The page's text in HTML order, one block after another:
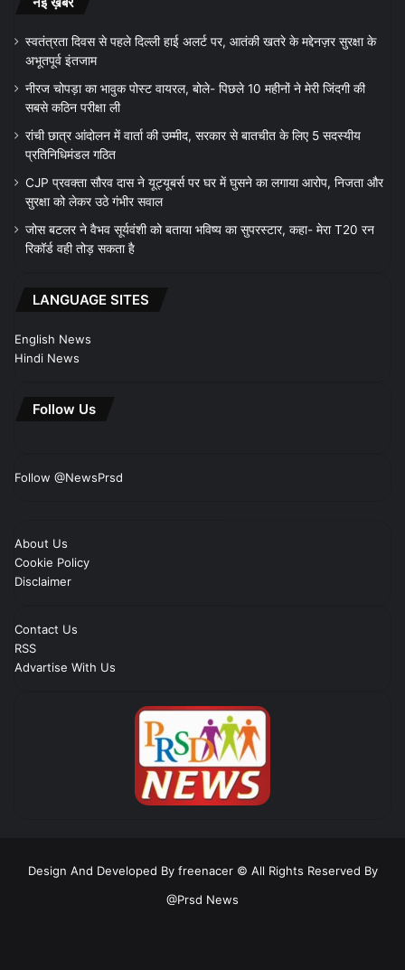
स्वतंत्रता दिवस से पहले दिल्ली हाई अलर्ट पर, आतंकी खतरे के मद्देनज़र सुरक्षा के
अभूतपूर्व इंतजाम
नीरज चोपड़ा का भावुक पोस्ट वायरल, बोले- पिछले 10 महीनों ने मेरी जिंदगी की
सबसे कठिन परीक्षा ली
रांची छात्र आंदोलन में वार्ता की उम्मीद, सरकार से बातचीत के लिए 5 सदस्यीय
प्रतिनिधिमंडल गठित
CJP प्रवक्ता सौरव दास ने यूट्यूबर्स पर घर में घुसने का लगाया आरोप, निजता और
सुरक्षा को लेकर उठे गंभीर सवाल
जोस बटलर ने वैभव सूर्यवंशी को बताया भविष्य का सुपरस्टार, कहा- मेरा T20 रन
रिकॉर्ड वही तोड़ सकता है
LANGUAGE SITES
English News
Hindi News
Follow Us
Follow @NewsPrsd
About Us
Cookie Policy
Disclaimer
Contact Us
RSS
Advartise With Us
Design And Developed By freenacer © All Rights Reserved By
@Prsd News